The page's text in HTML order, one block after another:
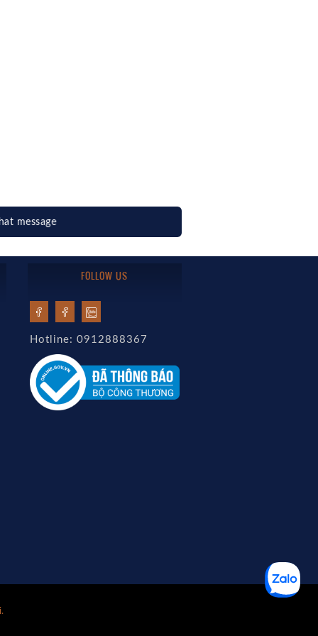
message
FOLLOW US
Hotline: 0912888367